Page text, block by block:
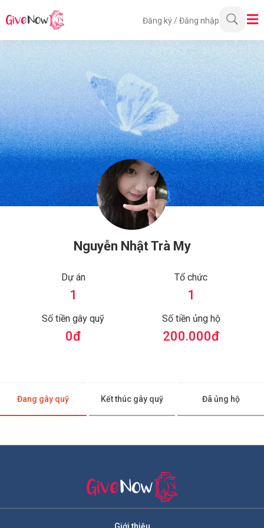
Đăng ký /Đăng nhập
Nguyễn Nhật Trà My
Dự án
1
Tổ chức
1
Số tiền gây quỹ
0đ
Số tiền ủng hộ
200.000đ
Đang gây quỹ Kết thúc gây quỹ Đã ủng hộ
Giới thiệu